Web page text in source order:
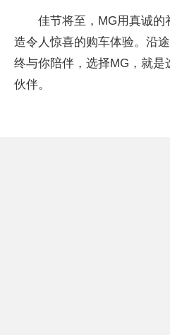
佳节将至，MG用真诚
造令人惊喜的购车体验。沿
终与你陪伴，选择MG，就
伙伴。